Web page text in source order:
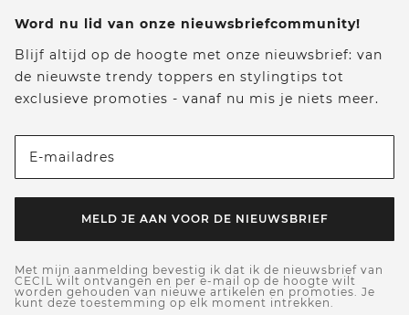
Word nu lid van onze nieuwsbriefcommunity!
Blijf altijd op de hoogte met onze nieuwsbrief: van
de nieuwste trendy toppers en stylingtips tot
exclusieve promoties - vanaf nu mis je niets meer.
E-mailadres
MELD JE AAN VOOR DE NIEUWSBRIEF
Met mijn aanmelding bevestig ik dat ik de nieuwsbrief van
CECIL wilt ontvangen en per e-mail op de hoogte wilt
worden gehouden van nieuwe artikelen en promoties. Je
kunt deze toestemming op elk moment intrekken.